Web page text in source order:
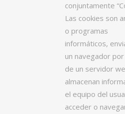
conjuntamente
Las cookies son
o programas
informáticos,
un navegador
de un servidor
almacenan
el equipo del
acceder o